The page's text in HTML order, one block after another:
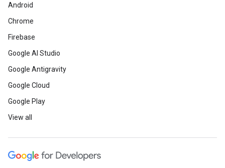
Android
Chrome
Firebase
Google AI Studio
Google Antigravity
Google Cloud
Google Play
View all